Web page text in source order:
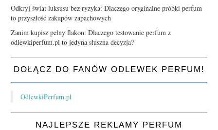
Odkryj świat luksusu bez ryzyka: Dlaczego oryginalne próbki perfum
to przyszłość zakupów zapachowych
Zanim kupisz pełny flakon: Dlaczego testowanie perfum z
odlewkiperfum.pl to jedyna słuszna decyzja?
DOŁĄCZ DO FANÓW ODLEWEK PERFUM!
OdlewkiPerfum.pl
NAJLEPSZE REKLAMY PERFUM